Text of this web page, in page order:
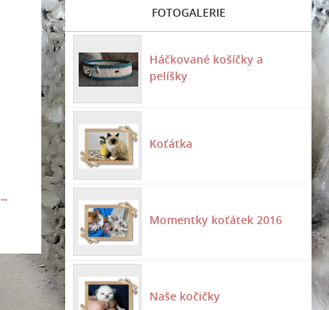
FOTOGALERIE
Háčkované košíčky a
pelíšky
Koťátka
Momentky koťátek 2016
Naše kočičky